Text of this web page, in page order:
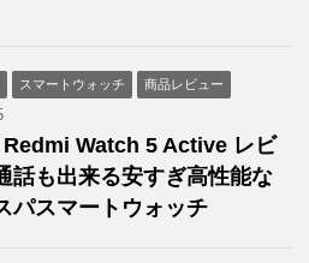
スマートウォッチ 商品レビュー
Watch 5 Active レビ
話も出来る安すぎ高性能な
パスマートウォッチ